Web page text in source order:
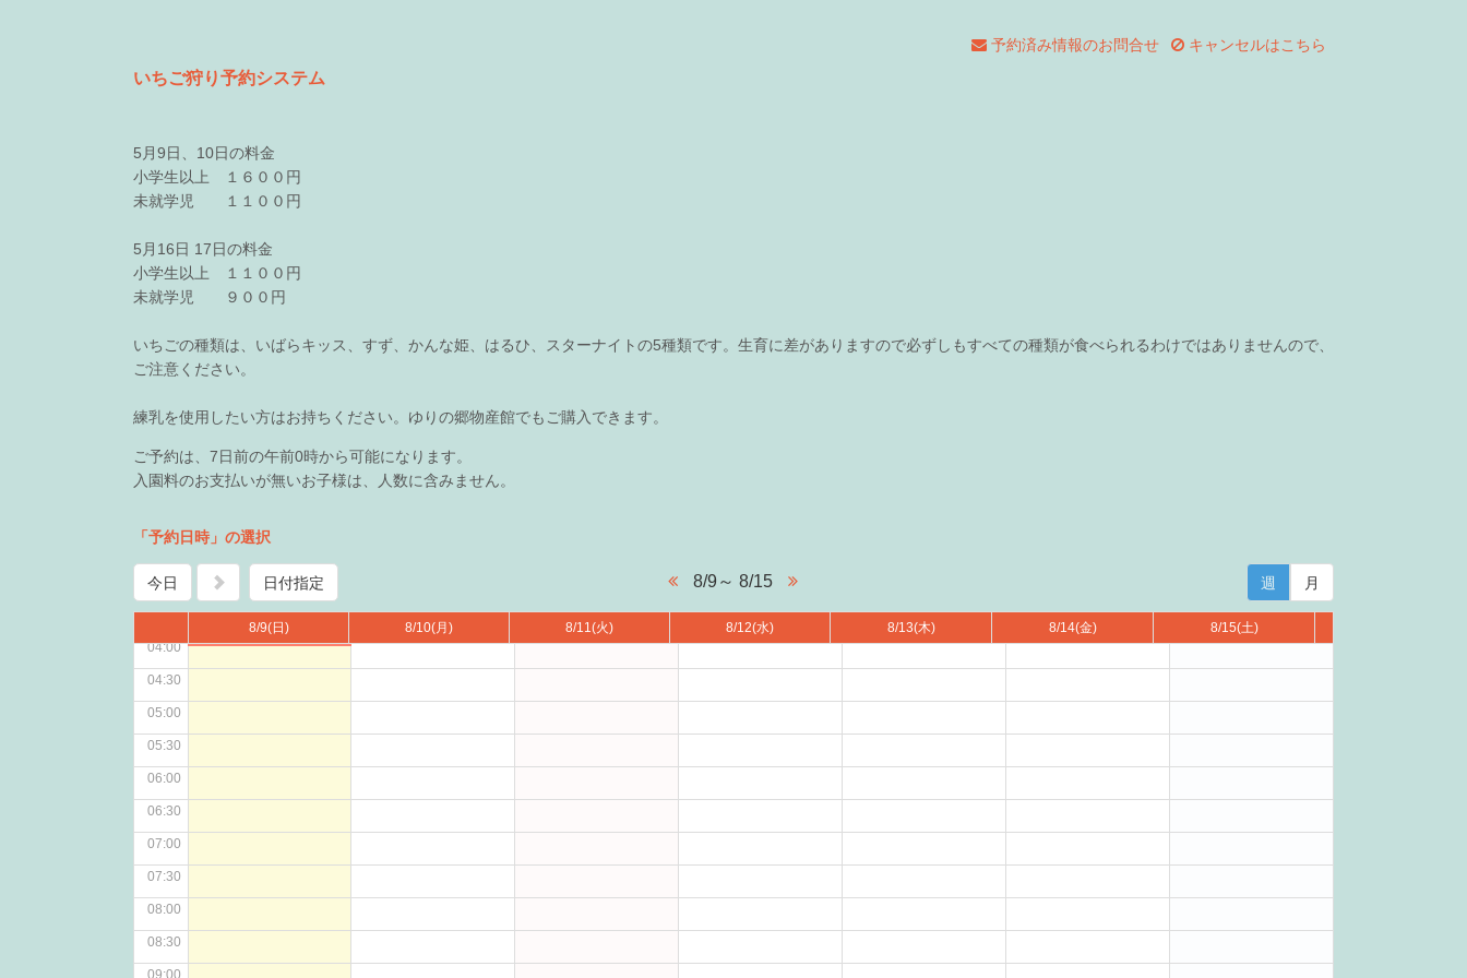
予約済み情報のお問合せ キャンセルはこちら
いちご狩り予約システム
5月9日、10日の料金
小学生以上 １６００円
未就学児 １１００円
5月16日 17日の料金
小学生以上 １１００円
未就学児 ９００円
いちごの種類は、いばらキッス、すず、かんな姫、はるひ、スターナイトの5種類です。生育に差がありますので必ずしもすべての種類が食べられるわけではありませんので、
ご注意ください。
練乳を使用したい方はお持ちください。ゆりの郷物産館でもご購入できます。
ご予約は、7日前の午前0時から可能になります。
入園料のお支払いが無いお子様は、人数に含みません。
「予約日時」の選択
今日 日付指定 8/9～ 8/15 週 月
8/9(日) 8/10(月) 8/11(火) 8/12(水) 8/13(木) 8/14(金) 8/15(土)
00:30
01:00
01:30
02:30
03:00
03:30
04:00
04:30
05:00
05:30
06:00
06:30
07:00
07:30
08:00
08:30
09:00